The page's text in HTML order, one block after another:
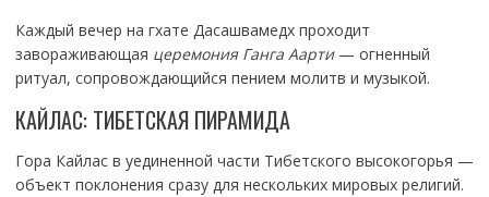
Каждый вечер на гхате Дасашвамедх проходит
завораживающая церемония Ганга Аарти — огненный
ритуал, сопровождающийся пением молитв и музыкой.
КАЙЛАС: ТИБЕТСКАЯ ПИРАМИДА
Гора Кайлас в уединенной части Тибетского высокогорья —
объект поклонения сразу для нескольких мировых религий.